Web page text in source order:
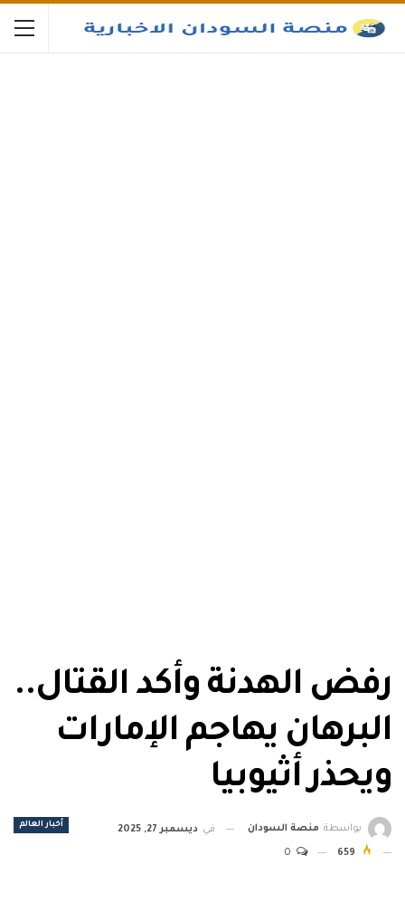
رفض الهدنة وأكد القتال..
البرهان يهاجم الإمارات
ويحذر أثيوبيا
أخبار العالم بواسطة منصة السودان في ديسمبر 27, 2025
659